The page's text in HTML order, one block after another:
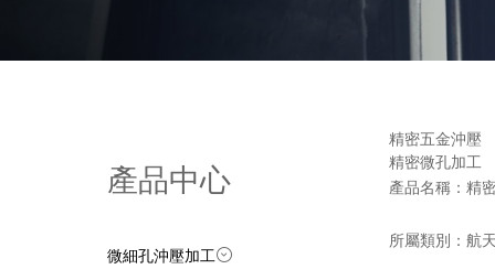
產品中心
微細孔沖壓加工
精密五金沖壓
精密微孔加工
產品名稱：精
所屬類別：航